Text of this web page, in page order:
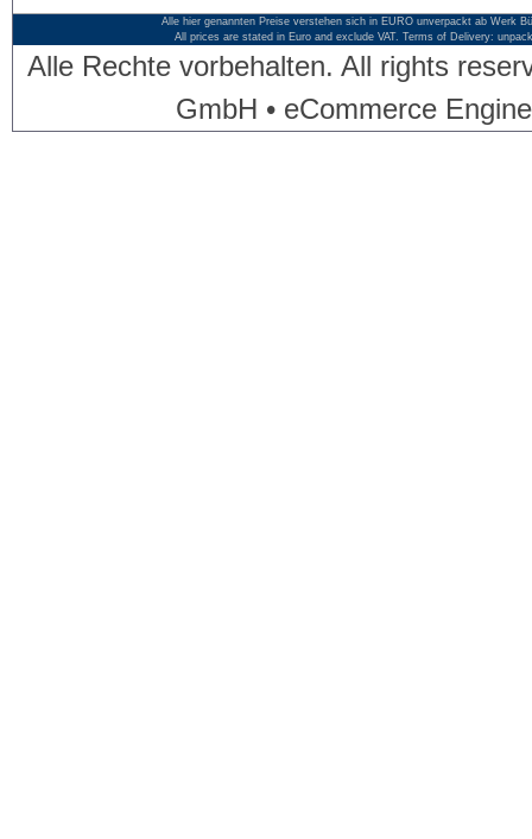
Alle hier genannten Preise verstehen sich in EURO unverpackt ab Werk
All prices are stated in Euro and exclude VAT. Terms of Delivery:
Alle Rechte vorbehalten. All rights
GmbH • eCommerce